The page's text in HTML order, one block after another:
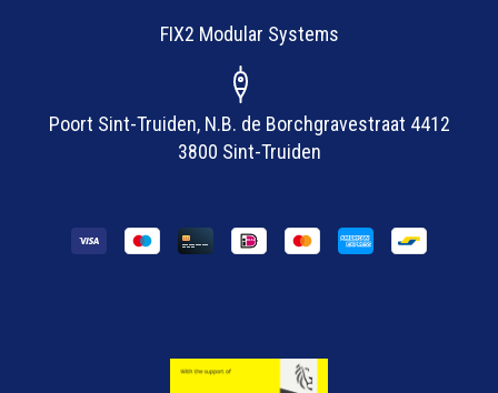
FIX2 Modular Systems
Poort Sint-Truiden, N.B. de Borchgravestraat 4412
3800 Sint-Truiden